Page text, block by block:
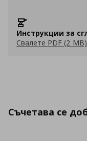
Инструкции за
Свалете PDF (2 MB)
Съчетава се